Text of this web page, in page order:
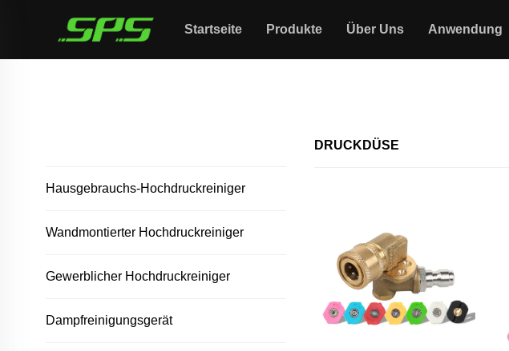
Startseite Produkte Über Uns Anwendung
Hausgebrauchs-Hochdruckreiniger
Wandmontierter Hochdruckreiniger
Gewerblicher Hochdruckreiniger
Dampfreinigungsgerät
DRUCKDÜSE